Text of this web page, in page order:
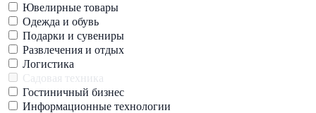
Ювелирные товары
Одежда и обувь
Подарки и сувениры
Развлечения и отдых
Логистика
Садовая техника
Гостиничный бизнес
Информационные технологии